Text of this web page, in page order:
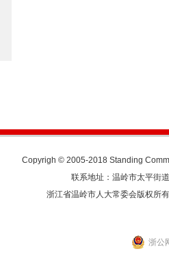
Copyrigh © 2005-2018 Standing
联系地址：温岭市太平
浙江省温岭市人大常委会版权所
浙公